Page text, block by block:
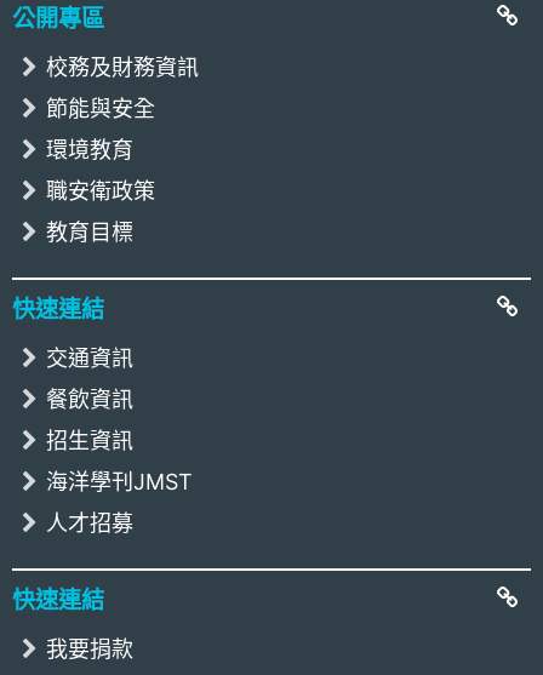
公開專區
校務及財務資訊
節能與安全
環境教育
職安衛政策
教育目標
快速連結
交通資訊
餐飲資訊
招生資訊
海洋學刊JMST
人才招募
快速連結
我要捐款